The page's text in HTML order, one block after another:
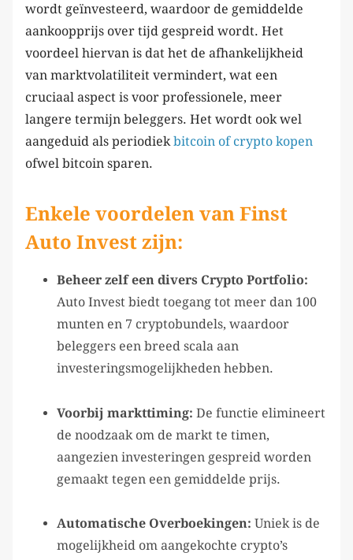
wordt geïnvesteerd, waardoor de gemiddelde
aankoopprijs over tijd gespreid wordt. Het
voordeel hiervan is dat het de afhankelijkheid
van marktvolatiliteit vermindert, wat een
cruciaal aspect is voor professionele, meer
langere termijn beleggers. Het wordt ook wel
aangeduid als periodiek bitcoin of crypto kopen
ofwel bitcoin sparen.
Enkele voordelen van Finst
Auto Invest zijn:
Beheer zelf een divers Crypto Portfolio:
Auto Invest biedt toegang tot meer dan 100
munten en 7 cryptobundels, waardoor
beleggers een breed scala aan
investeringsmogelijkheden hebben.
Voorbij markttiming: De functie elimineert
de noodzaak om de markt te timen,
aangezien investeringen gespreid worden
gemaakt tegen een gemiddelde prijs.
Automatische Overboekingen: Uniek is de
mogelijkheid om aangekochte crypto’s